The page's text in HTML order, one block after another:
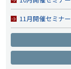
11月開催セミナー